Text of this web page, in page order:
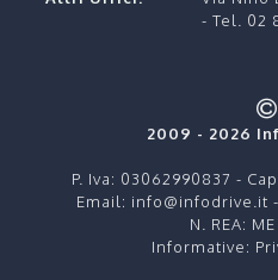
- Tel. 02
2009 - 2026
P. Iva: 03062990837 -
Email: info@infodrive.it
N. REA:
Informative: